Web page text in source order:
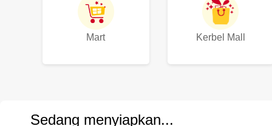
Mart Kerbel Mall
Sedang menyiapkan...